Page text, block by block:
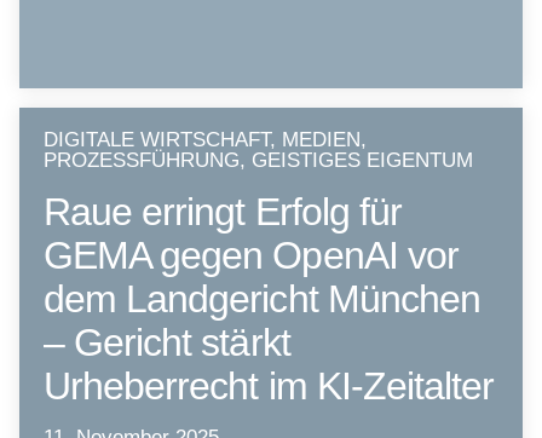
DIGITALE WIRTSCHAFT, MEDIEN,
PROZESSFÜHRUNG, GEISTIGES EIGENTUM
Raue erringt Erfolg für
GEMA gegen OpenAI vor
dem Landgericht München
– Gericht stärkt
Urheberrecht im KI-Zeitalter